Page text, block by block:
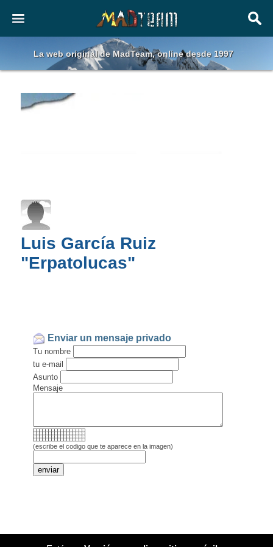
La web original de MadTeam, online desde 1997
Luis García Ruiz
"Erpatolucas"
Enviar un mensaje privado
Tu nombre
tu e-mail
Asunto
Mensaje
(escribe el codigo que te aparece en la imagen)